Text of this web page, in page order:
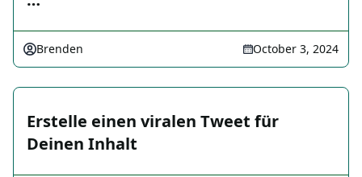
Brenden October 3, 2024
Erstelle einen viralen Tweet für
Deinen Inhalt